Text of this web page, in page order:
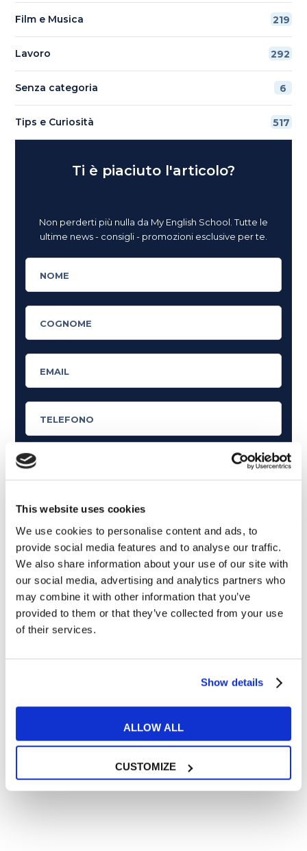
This website uses cookies
We use cookies to personalise content and ads, to
provide social media features and to analyse our traffic.
We also share information about your use of our site with
our social media, advertising and analytics partners who
may combine it with other information that you’ve
provided to them or that they’ve collected from your use
of their services.
Show details
ALLOW ALL
CUSTOMIZE
Film e Musica 219
Lavoro 292
Senza categoria 6
Tips e Curiosità 517
Ti è piaciuto l'articolo?
Non perderti più nulla da My English School. Tutte le
ultime news - consigli - promozioni esclusive per te.
Cosa ti piace leggere?
Articoli dedicati a inglese nel mondo del lavoro
Articoli con tips e new sulla lingua inglese
Articoli divertenti su film e musica
In quanto di età superiore ai 16 anni, dichiaro di acconsentire
al trattamento dei miei dati personali in conformità
all’informativa privacy
** le sedi contrassegnate con * offrono sempre solo corsi online
RICHIEDI INFORMAZIONI